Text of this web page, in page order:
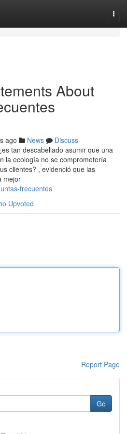
About
ago News
Discuss
tan descabellado asumir que una
la ecología no se comprometería
clientes? , evidenció que las
mejor
frecuentes
Upvoted
Report Page
Go